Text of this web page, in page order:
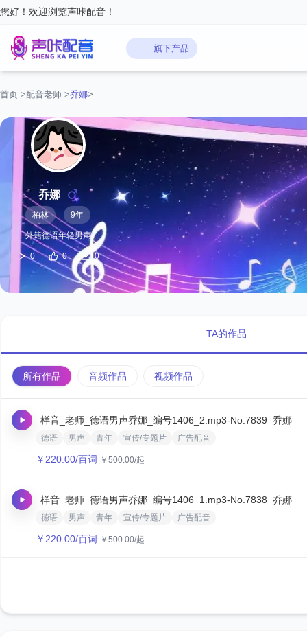
您好！欢迎浏览声咔配音！
旗下产品
首页 >配音老师 >乔娜>
乔娜
柏林 9年
外籍德语年轻男声
0 0 0
TA的作品
所有作品 音频作品 视频作品
样音_老师_德语男声乔娜_编号1406_2.mp3-No.7839 乔娜
德语 男声 青年 宣传/专题片 广告配音
￥ 220.00/百词 ￥ 500.00/起
样音_老师_德语男声乔娜_编号1406_1.mp3-No.7838 乔娜
德语 男声 青年 宣传/专题片 广告配音
￥ 220.00/百词 ￥ 500.00/起